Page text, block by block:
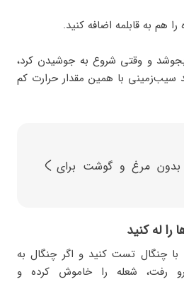
هم به قابلمه اضافه کنید.
بجوشد و وقتی شروع به جوشیدن کرد،
سیب‌زمینی با همین مقدار حرارت کم
بدون مرغ و گوشت برای
له کنید
چنگال تست کنید و اگر چنگال به
رفت، شعله را خاموش کرده و